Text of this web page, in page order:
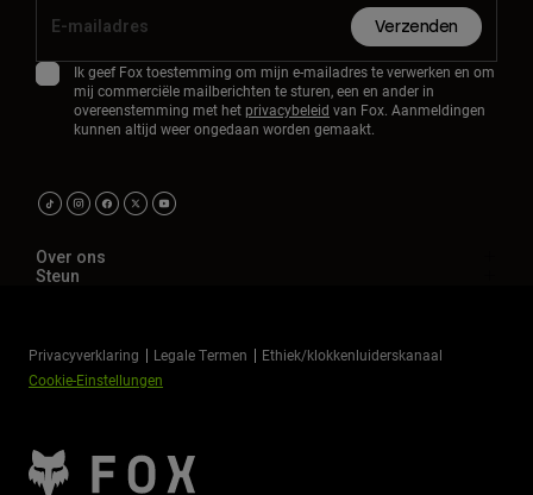
Verzenden
Ik geef Fox toestemming om mijn e-mailadres te verwerken en om
mij commerciële mailberichten te sturen, een en ander in
overeenstemming met het privacybeleid van Fox. Aanmeldingen
kunnen altijd weer ongedaan worden gemaakt.
Over ons
Steun
Privacyverklaring Legale Termen
Ethiek/klokkenluiderskanaal
Cookie-Einstellungen